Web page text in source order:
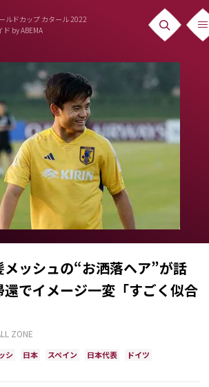
ルドカップ カタール 2022
ド by ABEMA
て
ッシュの“お洒落ヘア”が話
でイメージ一変「すごく似合
ZONE
シ 日本 スペイン 日本代表 ドイツ